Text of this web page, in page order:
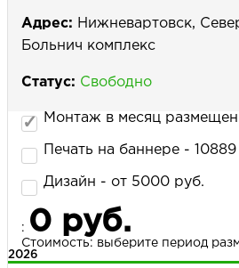
Адрес: Нижневартовск,
Больнич комплекс
Статус: Свободно
Монтаж в месяц
Печать на баннере -
Дизайн - от 5000 руб.
: 0 руб.
Стоимость: выберите период
2026